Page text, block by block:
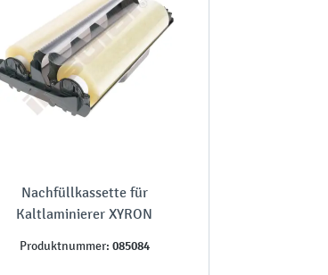
Nachfüllkassette für
Kaltlaminierer XYRON
Produktnummer: 085084